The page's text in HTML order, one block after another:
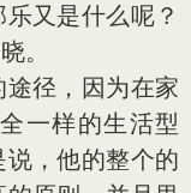
又是什么呢？
。
径，因为在家
一样的生活型
，他的整个的